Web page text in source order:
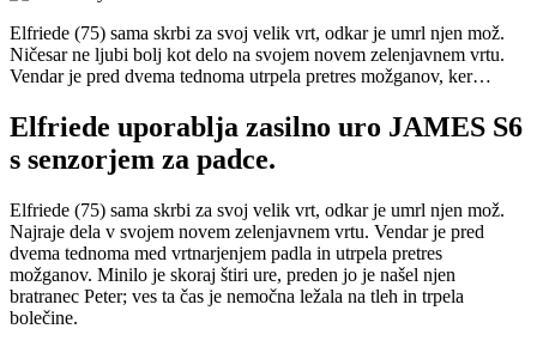
Elfriede (75) sama skrbi za svoj velik vrt, odkar je umrl njen mož.
Ničesar ne ljubi bolj kot delo na svojem novem zelenjavnem vrtu.
Vendar je pred dvema tednoma utrpela pretres možganov, ker…
Elfriede uporablja zasilno uro JAMES S6
s senzorjem za padce.
Elfriede (75) sama skrbi za svoj velik vrt, odkar je umrl njen mož.
Najraje dela v svojem novem zelenjavnem vrtu. Vendar je pred
dvema tednoma med vrtnarjenjem padla in utrpela pretres
možganov. Minilo je skoraj štiri ure, preden jo je našel njen
bratranec Peter; ves ta čas je nemočna ležala na tleh in trpela
bolečine.